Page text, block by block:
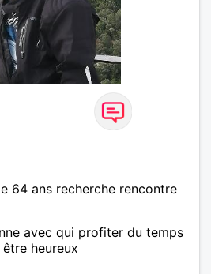
64 ans recherche rencontre
avec qui profiter du temps
heureux